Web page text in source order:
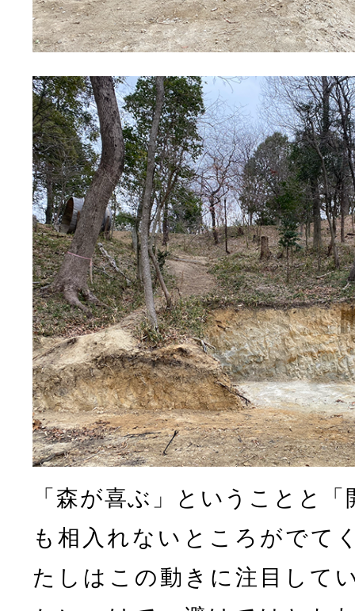
「森が喜ぶ」ということと
も相入れないところがでて
たしはこの動きに注目して